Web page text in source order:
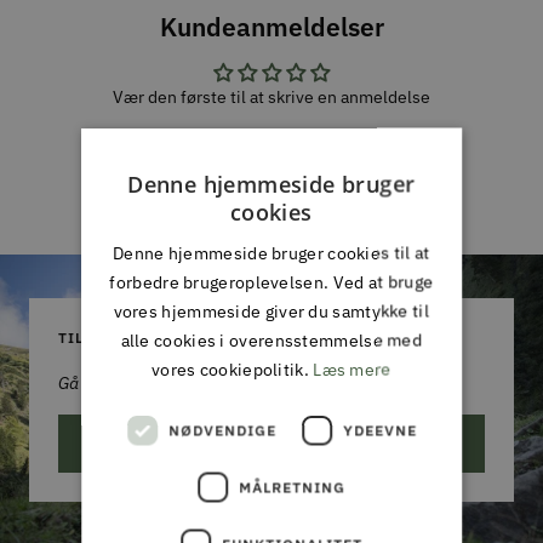
Kundeanmeldelser
Vær den første til at skrive en anmeldelse
anmeldelse
TILMELD DIG VORES NYHEDSBREV
Gå aldrig glip af et godt tilbud!
ABONNER
Denne hjemmeside bruger
cookies
Denne hjemmeside bruger cookies til at
forbedre brugeroplevelsen. Ved at bruge
vores hjemmeside giver du samtykke til
alle cookies i overensstemmelse med
vores cookiepolitik. Læs mere
NØDVENDIGE YDEEVNE
MÅLRETNING